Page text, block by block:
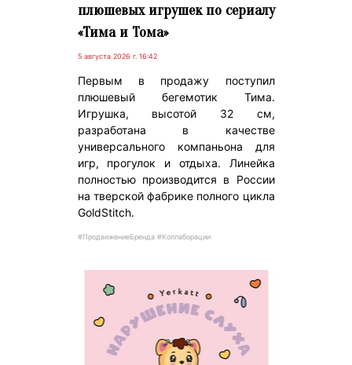
плюшевых игрушек по сериалу
«Тима и Тома»
5 августа 2026 г. 16:42
Первым в продажу поступил
плюшевый бегемотик Тима.
Игрушка, высотой 32 см,
разработана в качестве
универсального компаньона для
игр, прогулок и отдыха. Линейка
полностью производится в России
на тверской фабрике полного цикла
GoldStitch.
#ПродвижениеБренда #Коллаборации